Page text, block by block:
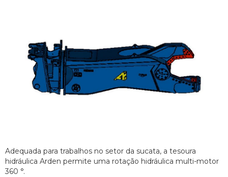
Adequada para trabalhos no setor da sucata, a tesoura
hidráulica Arden permite uma rotação hidráulica multi-motor
360 °.